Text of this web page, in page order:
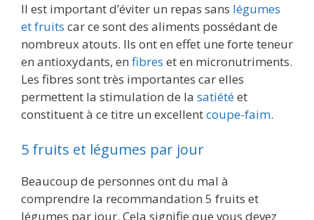
Il est important d’éviter un repas sans légumes
et fruits car ce sont des aliments possédant de
nombreux atouts. Ils ont en effet une forte teneur
en antioxydants, en fibres et en micronutriments.
Les fibres sont très importantes car elles
permettent la stimulation de la satiétéet
constituent à ce titre un excellentcoupe-faim.
5 fruits et légumes par jour
Beaucoup de personnes ont du mal à
comprendre la recommandation 5 fruits et
légumes par jour. Cela signifie que vous devez